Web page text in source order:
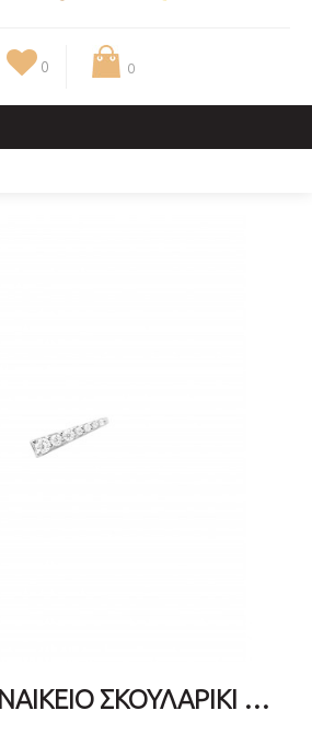
0 0
PD PAOLA ΓΥΝΑΙΚΕΊΟ ΣΚΟΥΛΑΡΊΚΙ ΜΟΝΌ ESSENTIALS TEA ΑΠΌ ΑΣΉΜΙ 925 PG02-738-U